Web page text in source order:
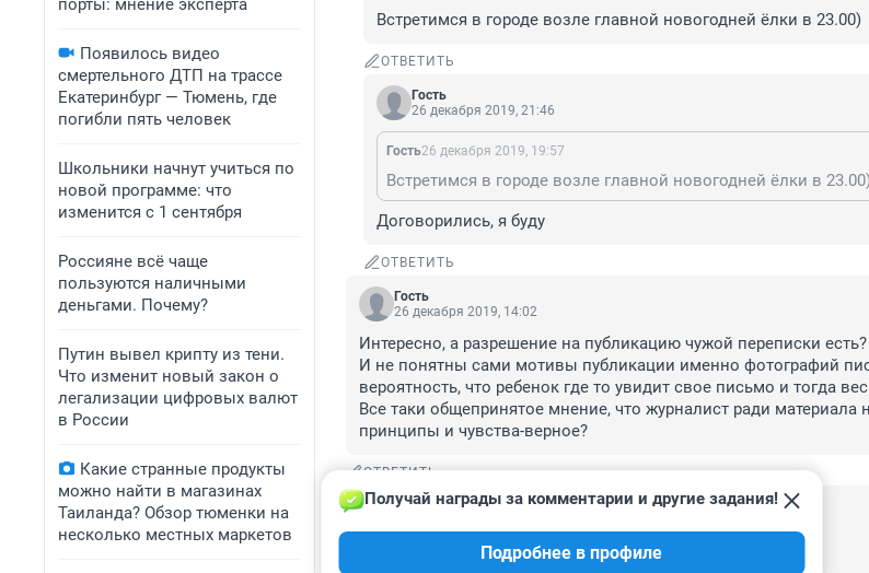
порты: мнение эксперта
Появилось видео
смертельного ДТП на трассе
Екатеринбург — Тюмень, где
погибли пять человек
Школьники начнут учиться по
новой программе: что
изменится с 1 сентября
Россияне всё чаще
пользуются наличными
деньгами. Почему?
Путин вывел крипту из тени.
Что изменит новый закон о
легализации цифровых валют
в России
Какие странные продукты
можно найти в магазинах
Таиланда? Обзор тюменки на
несколько местных маркетов
Встретимся в городе возле главной новогодней ёлки в 23.00)
ОТВЕТИТЬ
Гость
26 декабря 2019, 21:46
Гость26 декабря 2019, 19:57
Встретимся в городе возле главной новогодней ёлки в 23.00)
Договорились, я буду
ОТВЕТИТЬ
Гость
26 декабря 2019, 14:02
Интересно, а разрешение на публикацию чужой переписки есть?
И не понятны сами мотивы публикации именно фотографий
вероятность, что ребенок где то увидит свое письмо и тогда
Все таки общепринятое мнение, что журналист ради материала
принципы и чувства-верное?
ОТВЕТИТЬ
Гость
я хочу денег. потрачу сама на нужное. вот так.
Получай награды за комментарии и другие задания!
Подробнее в профиле